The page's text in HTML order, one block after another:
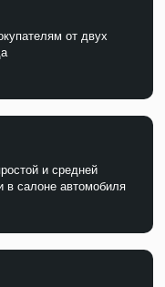
от двух
и средней
в салоне автомобиля